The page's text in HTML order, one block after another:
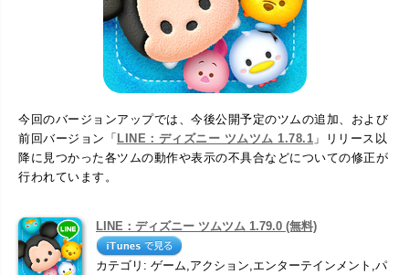
今回のバージョンアップでは、今後公開予定のツムの追加、および
前回バージョン「LINE：ディズニー ツムツム 1.78.1 」リリース以
降に見つかった各ツムの動作や表示の不具合などについての修正が
行われています。
LINE：ディズニー ツムツム 1.79.0 (無料)
カテゴリ: ゲーム,アクション,エンターテインメント,パ